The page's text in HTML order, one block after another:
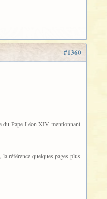
#1360
du Pape Léon XIV mentionnant
référence quelques pages plus